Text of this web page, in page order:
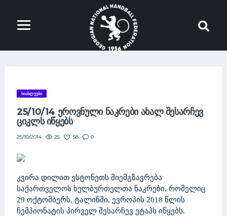
ᲡᲘᲐᲮᲚᲔᲔᲑᲘ
25/10/14 ᲔᲠᲝᲕᲜᲣᲚᲘ ᲜᲐᲙᲠᲔᲑᲘ ᲐᲮᲐᲚ ᲨᲔᲡᲐᲠᲩᲔᲕ
ᲪᲘᲙᲚᲡ ᲘᲬᲧᲔᲑᲡ
25/10/2014 25 58 0
კვირა დილით ესტონეთს მიემგზავრება
საქართველოს ხელბურთელთა ნაკრები, რომელიც
29 ოქტომბერს, ტალინში, ევროპის 2018 წლის
ჩემპიონატის პირველ შესარჩევ ეტაპს იწყებს.